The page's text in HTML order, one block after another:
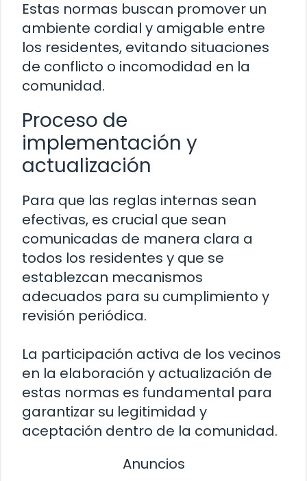
Estas normas buscan promover un
ambiente cordial y amigable entre
los residentes, evitando situaciones
de conflicto o incomodidad en la
comunidad.
Proceso de
implementación y
actualización
Para que las reglas internas sean
efectivas, es crucial que sean
comunicadas de manera clara a
todos los residentes y que se
establezcan mecanismos
adecuados para su cumplimiento y
revisión periódica.
La participación activa de los vecinos
en la elaboración y actualización de
estas normas es fundamental para
garantizar su legitimidad y
aceptación dentro de la comunidad.
Anuncios